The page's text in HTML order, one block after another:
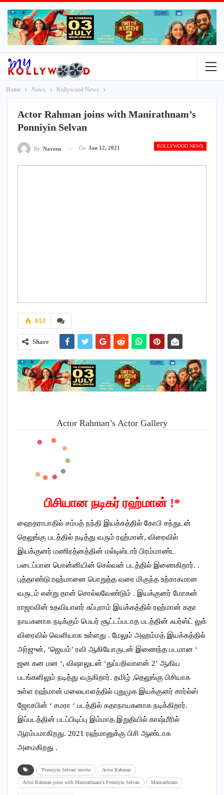
Home News Kollywood News
Actor Rahman joins with Manirathnam’s
Ponniyin Selvan
KOLLYWOOD NEWS
By Naveen On Jan 12, 2021
613
Share
Actor Rahman’s Actor Gallery
பிசியான நடிகர் ரஹ்மான் !*
ஹைதராபாதில் சம்பத் நந்தி இயக்கத்தில் கோபி சந்துடன்
தெலுங்கு படத்தில் நடித்து வரும் ரஹ்மான், விரைவில்
இயக்குனர் மணிரத்னத்தின் மல்டிஸ்டார் பிரம்மாண்ட
படைப்பான பொன்னியின் செல்வன் படத்தில் இணைகிறார். .
புத்தாண்டு ரஹ்மானை பொறுத்த வரை மிகுந்த உற்சாகமான
வருடம் என்று தான் சொல்லவேண்டும் . இயக்குனர் மோகன்
ராஜாவின் உதவியாளர் சுப்புராம் இயக்கத்தில் ரஹ்மான் கதா
நாயகனாக நடிக்கும் பெயர் சூட்டப்படாத படத்தின் ஃபர்ஸ்ட் லுக்
விரைவில் வெளியாக உள்ளது . மேலும் அஹம்மத் இயக்கத்தில்
அர்ஜுன், ‘ஜெயம்’ ரவி ஆகியோருடன் இணைந்த படமான ‘
ஜன கன மன ‘, விஷாலுடன் ‘துப்பறிவாளன் 2’ ஆகிய
படங்களிலும் நடித்து வருகிறார். தமிழ் ,தெலுங்கு பிசியாக
உள்ள ரஹ்மான் மலையாளத்தில் புதுமுக இயக்குனர் சார்ல்ஸ்
ஜோசபின் ‘ சமரா ‘ படத்தில் கதாநாயகனாக நடிக்கிறார்.
இப்படத்தின் படப்பிடிப்பு இம்மாத இறுதியில் காஷ்மீரில்
ஆரம்பமாகிறது. 2021 ரஹ்மானுக்கு பிசி ஆண்டாக
அமைகிறது .
'Ponniyin Selvan' movie Actor Rahman
Actor Rahman joins with Manirathnam's Ponniyin Selvan Manirathnam